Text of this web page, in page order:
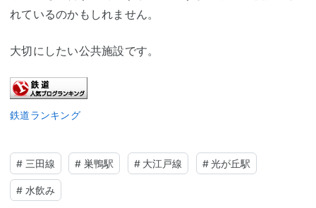
れているのかもしれません。
大切にしたい公共施設です。
鉄道ランキング
# 三田線 # 巣鴨駅 # 大江戸線 # 光が丘駅
# 水飲み